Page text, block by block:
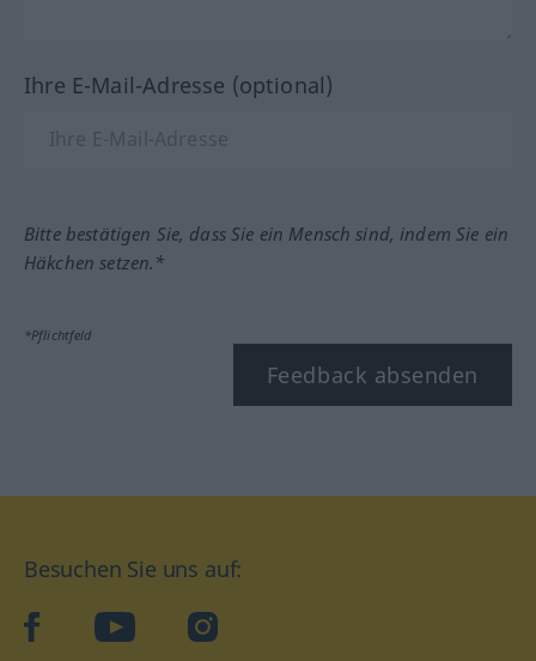
Ihre E-Mail-Adresse (optional)
Bitte bestätigen Sie, dass Sie ein Mensch sind, indem Sie ein
Häkchen setzen.*
*Pflichtfeld
Feedback absenden
Besuchen Sie uns auf:
facebookYouTube Instagram